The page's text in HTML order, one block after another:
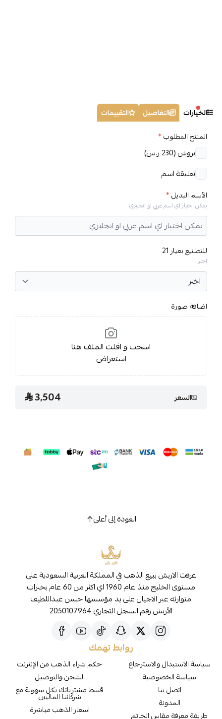
الخيارات التفاصيل
التقييمات
المنتج المطلوب*
بروش (230 ر.س)
تعليقة اسم
الأسم البديل*
يمكن اختيار اي اسم عربي او انجليزي
للتصنيع بعيار 21
اختر
اضافة صورة
اسحب و افلت الملف هنا
استعراض
السعر 3,504
العودة إلى أعلى
عرفت الاربش ببيع الذهب في المملكة العربية السعودية على
مستوى الخليج منذ عام 1960 اي اكثر من 60 عام بخبرات
متوارثه عبر الاجيال على يد مؤسسها حسن عبداللطيف
الأربش رقم السجل التجاري 2050107964
روابط تهمك
سياسة الاستبدال والاسترجاع
سياسة الخصوصية
اتصل بنا
المدونة
طريقة معرفة مقاس الخاتم
حكم شراء الذهب من الإنترنت
الشحن والتوصيل
قسط مشترياتك بكل سهولة مع
شركائنا الماليين
اسعار الذهب مباشرة